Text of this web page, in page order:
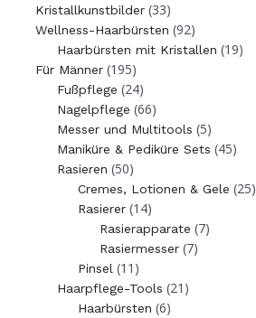
Kristallkunstbilder (33)
Wellness-Haarbürsten (92)
Haarbürsten mit Kristallen (19)
Für Männer (195)
Fußpflege (24)
Nagelpflege (66)
Messer und Multitools (5)
Maniküre & Pediküre Sets (45)
Rasieren (50)
Cremes, Lotionen & Gele (25)
Rasierer (14)
Rasierapparate (7)
Rasiermesser (7)
Pinsel (11)
Haarpflege-Tools (21)
Haarbürsten (6)